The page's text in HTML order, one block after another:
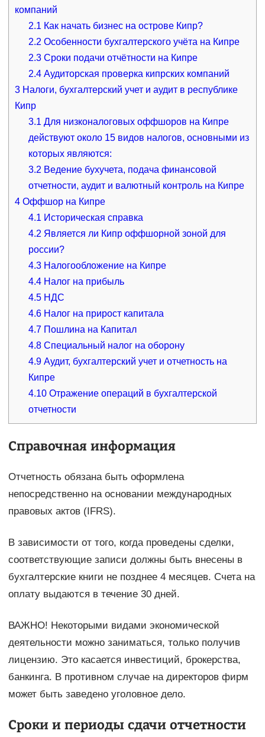
компаний
2.1 Как начать бизнес на острове Кипр?
2.2 Особенности бухгалтерского учёта на Кипре
2.3 Сроки подачи отчётности на Кипре
2.4 Аудиторская проверка кипрских компаний
3Налоги, бухгалтерский учет и аудит в республике
Кипр
3.1 Для низконалоговых оффшоров на Кипре
действуют около 15 видов налогов, основными из
которых являются:
3.2 Ведение бухучета, подача финансовой
отчетности, аудит и валютный контроль на Кипре
4Оффшор на Кипре
4.1 Историческая справка
4.2 Является ли Кипр оффшорной зоной для
россии?
4.3 Налогообложение на Кипре
4.4 Налог на прибыль
4.5 НДС
4.6 Налог на прирост капитала
4.7 Пошлина на Капитал
4.8 Специальный налог на оборону
4.9 Аудит, бухгалтерский учет и отчетность на
Кипре
4.10 Отражение операций в бухгалтерской
отчетности
Справочная информация
Отчетность обязана быть оформлена
непосредственно на основании международных
правовых актов (IFRS).
В зависимости от того, когда проведены сделки,
соответствующие записи должны быть внесены в
бухгалтерские книги не позднее 4 месяцев. Счета на
оплату выдаются в течение 30 дней.
ВАЖНО! Некоторыми видами экономической
деятельности можно заниматься, только получив
лицензию. Это касается инвестиций, брокерства,
банкинга. В противном случае на директоров фирм
может быть заведено уголовное дело.
Сроки и периоды сдачи отчетности